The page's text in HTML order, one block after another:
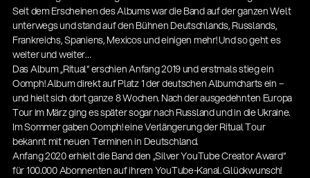
Seit dem Erscheinen des Albums war die Band auf der ganzen Welt
unterwegs und stand auf den Bühnen Deutschlands, Russlands,
Frankreichs, Spaniens, Mexicos und einigen mehr! Und so geht es
weiter und weiter…
Das Album „Ritual“ erschien Anfang 2019 und erstmals stieg ein
Oomph! Album direkt auf Platz 1 der deutschen Albumcharts ein –
und hielt sich dort ganze 8 Wochen. Nach der ausgedehnten Europa
Tour im März ging es später sogar nach Russland und in die Ukraine.
Im Sommer gaben Oomph! eine Verlängerung der Ritual Tour
bekannt mit neuen Terminen in Deutschland.
Anfang 2020 erhielt die Band den „Silver YouTube Creator Award“
für 100.000 Abonnenten auf ihrem YouTube-Kanal. Glückwunsch!